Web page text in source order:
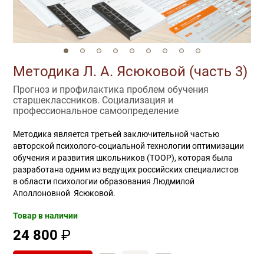
Методика Л. А. Ясюковой (часть 3)
Прогноз и профилактика проблем обучения
старшеклассников. Социализация и
профессиональное самоопределение
Методика является третьей заключительной частью
авторской психолого-социальной технологии оптимизации
обучения и развития школьников (ТООР), которая была
разработана одним из ведущих российских специалистов
в области психологии образования Людмилой
Аполлоновной Ясюковой.
Товар в наличии
24 800 ₽